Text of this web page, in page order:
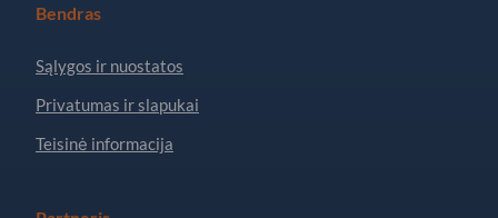
Bendras
Sąlygos ir nuostatos
Privatumas ir slapukai
Teisinė informacija